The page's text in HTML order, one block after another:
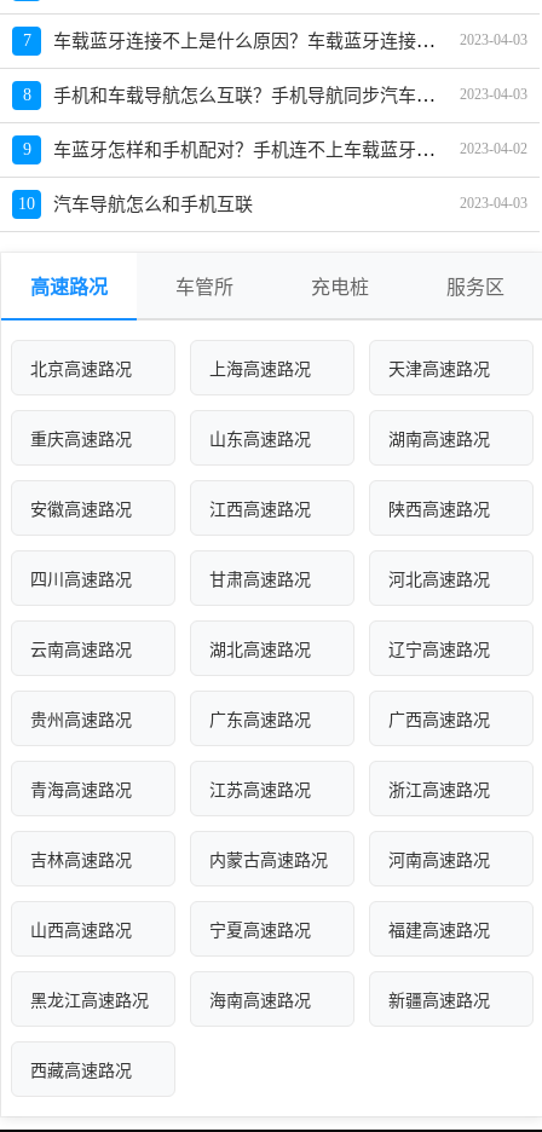
7 车载蓝牙连接不上是什么原因？车载蓝牙连接不上手机咋回事 2023-04-03
8 手机和车载导航怎么互联？手机导航同步汽车屏幕步骤 2023-04-03
9 车蓝牙怎样和手机配对？手机连不上车载蓝牙怎么办 2023-04-02
10 汽车导航怎么和手机互联 2023-04-03
高速路况 车管所 充电桩 服务区
北京高速路况 上海高速路况 天津高速路况
重庆高速路况 山东高速路况 湖南高速路况
安徽高速路况 江西高速路况 陕西高速路况
四川高速路况 甘肃高速路况 河北高速路况
云南高速路况 湖北高速路况 辽宁高速路况
贵州高速路况 广东高速路况 广西高速路况
青海高速路况 江苏高速路况 浙江高速路况
吉林高速路况 内蒙古高速路况 河南高速路况
山西高速路况 宁夏高速路况 福建高速路况
黑龙江高速路况 海南高速路况 新疆高速路况
西藏高速路况